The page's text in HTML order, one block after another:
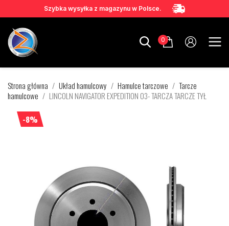
Szybka wysyłka z magazynu w Polsce.
0
Strona główna Układ hamulcowy Hamulce tarczowe
Tarcze
hamulcowe
LINCOLN NAVIGATOR EXPEDITION 03- TARCZA TARCZE TYŁ
-8%